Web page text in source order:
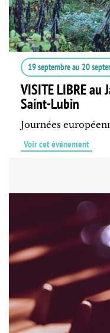
19 septembreau 20
VISITE LIBRE au
Saint-Lubin
Journées
Voir cet événement